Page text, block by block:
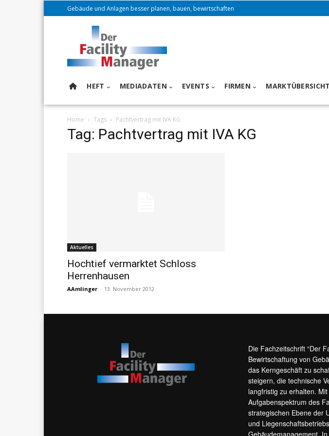
Gebäude und Anlagen besser planen, bauen, bewirtschaften
HEFT MEDIADATEN EVENTS FIRMEN
Home Tags Pachtvertrag mit IVA KG
Tag: Pachtvertrag mit IVA KG
Aktuelles
Hochtief vermarktet Schloss
Herrenhausen
AAmlinger - 13. November 2012
Die Fachzeitschrift “Der
Bewirtschaftung von
das Kerngeschäft zu
steigern, die technische
langfristig zu erhalten.
Aufgabenspektrum des
strategischen Ebene der
und